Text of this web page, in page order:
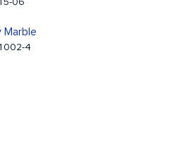
06
Marble
4